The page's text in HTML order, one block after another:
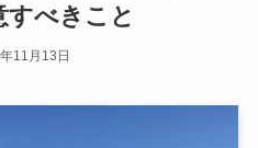
すべきこと
11月13日